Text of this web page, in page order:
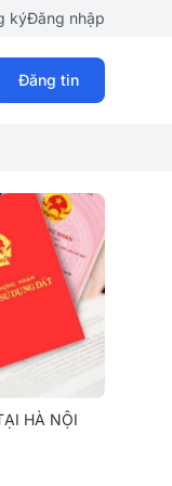
kýĐăng nhập
Đăng tin
HÀ NỘI